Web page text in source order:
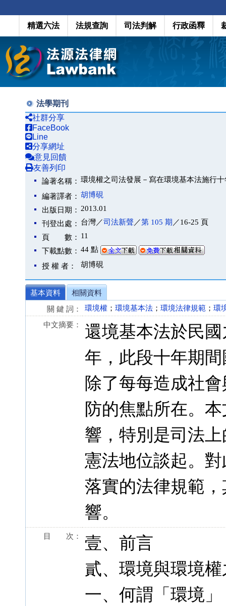
精選六法 法規查詢 司法判解 行政函釋
法學期刊
社群分享
FaceBook
Line
分享網址
意見回饋
友善列印
論著名稱： 環境權之司法發展－寫在環境基本法施行
編著譯者： 胡博硯
出版日期： 2013.01
刊登出處： 台灣／司法新聲／第 105 期 ／16-25 頁
頁 數： 11
下載點數： 44 點
授 權 者： 胡博硯
基本資料
相關資料
關 鍵 詞：
環境權 ； 環境基本法 ； 環境法律規範 ； 環
中文摘要：
還境基本法於民
年，此段十年期
除了每每造成社
防的焦點所在。
響，特別是司法
憲法地位談起。
落實的法律規範
響。
目 次：
壹、前言
貳、環境與環境
一、何謂「環境」